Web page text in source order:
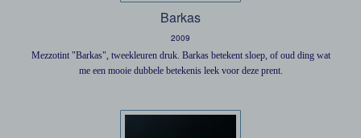
Barkas
2009
Mezzotint "Barkas", tweekleuren druk. Barkas betekent sloep, of oud ding wat
me een mooie dubbele betekenis leek voor deze prent.